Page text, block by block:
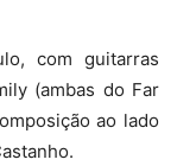
com guitarras
(ambas do Far
ao lado